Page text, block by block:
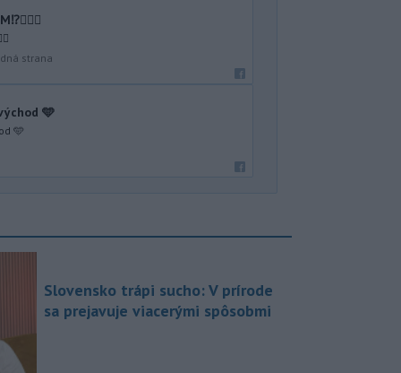
strana
🩵
🩵
Slovensko trápi sucho: V prírode
sa prejavuje viacerými spôsobmi